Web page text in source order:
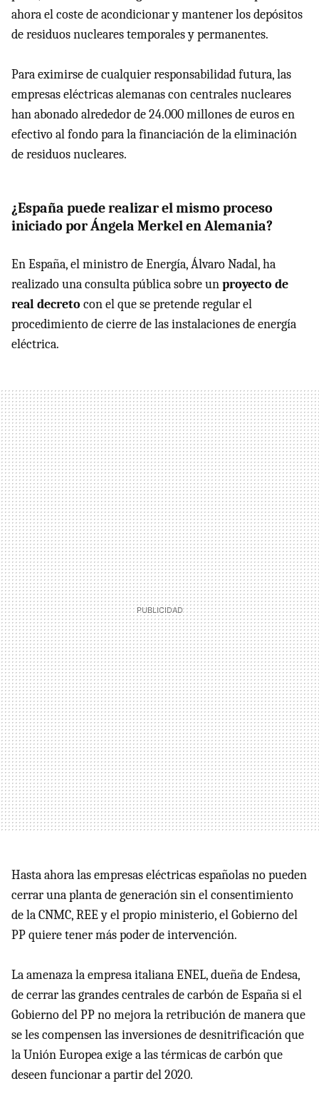
ahora el coste de acondicionar y mantener los depósitos
de residuos nucleares temporales y permanentes.
Para eximirse de cualquier responsabilidad futura, las
empresas eléctricas alemanas con centrales nucleares
han abonado alrededor de 24.000 millones de euros en
efectivo al fondo para la financiación de la eliminación
de residuos nucleares.
¿España puede realizar el mismo proceso
iniciado por Ángela Merkel en Alemania?
En España, el ministro de Energía, Álvaro Nadal, ha
realizado una consulta pública sobre unproyecto de
real decreto con el que se pretende regular el
procedimiento de cierre de las instalaciones de energía
eléctrica.
Hasta ahora las empresas eléctricas españolas no pueden
cerrar una planta de generación sin el consentimiento
de la CNMC, REE y el propio ministerio, el Gobierno del
PP quiere tener más poder de intervención.
La amenaza la empresa italiana ENEL, dueña de Endesa,
de cerrar las grandes centrales de carbón de España si el
Gobierno del PP no mejora la retribución de manera que
se les compensen las inversiones de desnitrificación que
la Unión Europea exige a las térmicas de carbón que
deseen funcionar a partir del 2020.